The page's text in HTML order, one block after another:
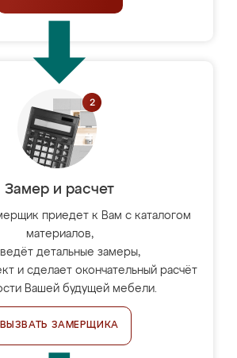
Замер и расчет
приедет к Вам с каталогом
материалов,
детальные замеры,
и сделает окончательный расчёт
Вашей будущей мебели.
ВЫЗВАТЬ ЗАМЕРЩИКА